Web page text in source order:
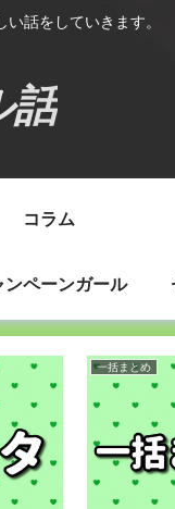
話をしていきます。
話
コラム
ンペーンガール
一括まとめ